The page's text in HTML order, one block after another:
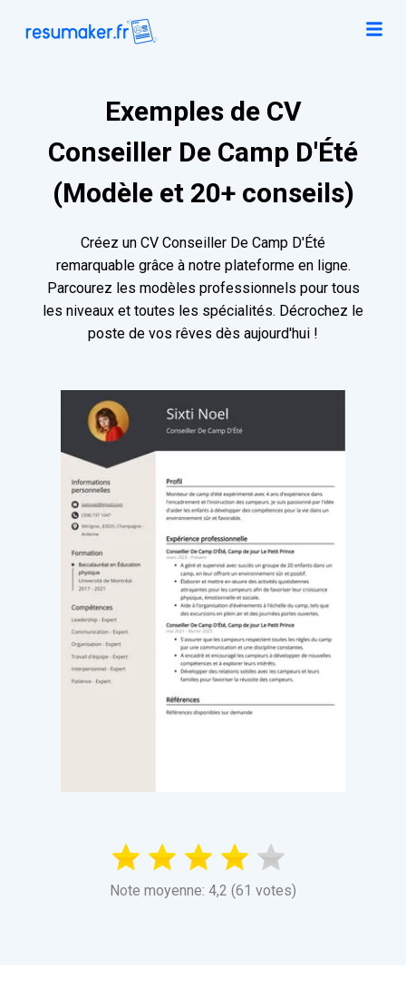
Exemples de CV
Conseiller De Camp D'Été
(Modèle et 20+ conseils)
Créez un CV Conseiller De Camp D'Été
remarquable grâce à notre plateforme en ligne.
Parcourez les modèles professionnels pour tous
les niveaux et toutes les spécialités. Décrochez le
poste de vos rêves dès aujourd'hui !
Note moyenne: 4,2 (61 votes)